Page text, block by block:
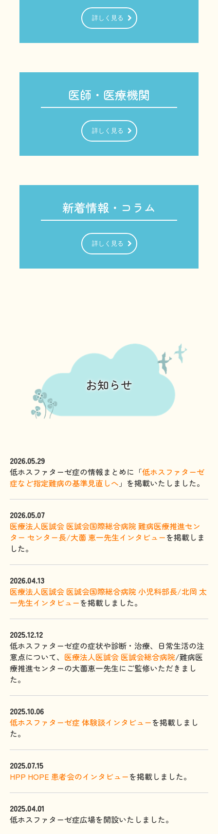
詳しく見る
医師・医療機関
詳しく見る
新着情報・コラム
詳しく見る
お知らせ
2026.05.29
低ホスファターゼ症の情報まとめに「低ホスファターゼ
症など指定難病の基準見直しへ 」を掲載いたしました。
2026.05.07
医療法人医誠会 医誠会国際総合病院 難病医療推進セン
ター センター長/大薗 恵一先生インタビューを掲載しま
した。
2026.04.13
医療法人医誠会 医誠会国際総合病院 小児科部長/北岡 太
一先生インタビューを掲載しました。
2025.12.12
低ホスファターゼ症の症状や診断・治療、日常生活の注
意点について、 医療法人医誠会 医誠会総合病院/難病医
療推進センターの大薗恵一先生にご監修いただきまし
た。
2025.10.06
低ホスファターゼ症 体験談インタビューを掲載しまし
た。
2025.07.15
HPP HOPE 患者会のインタビューを掲載しました。
2025.04.01
低ホスファターゼ症広場を開設いたしました。